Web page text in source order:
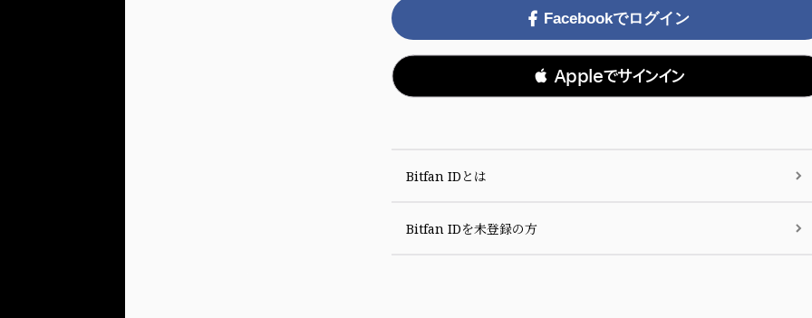
Facebookでログイン
 Appleでサインイン
Bitfan IDとは
Bitfan IDを未登録の方